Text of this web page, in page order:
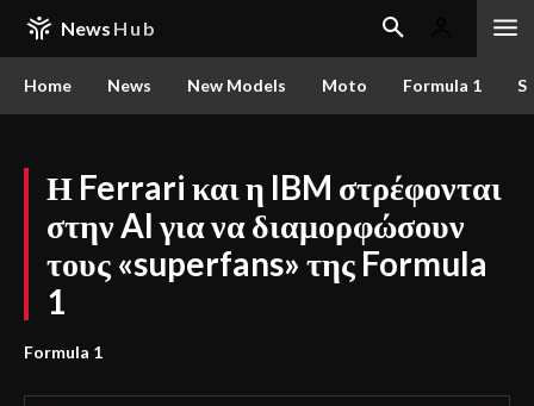
News Hub
Home News New Models Moto Formula 1
Η Ferrari και η IBM στρέφονται
στην AI για να διαμορφώσουν
τους «superfans» της Formula
1
Formula 1